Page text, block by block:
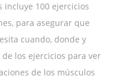
incluye 100 ejercicios
para asegurar que
cuando, donde y
los ejercicios para ver
de los músculos